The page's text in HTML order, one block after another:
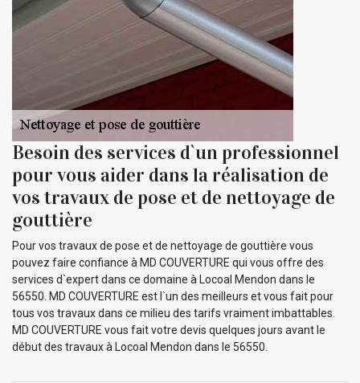
Besoin des services d`un professionnel
pour vous aider dans la réalisation de
vos travaux de pose et de nettoyage de
gouttière
Pour vos travaux de pose et de nettoyage de gouttière vous
pouvez faire confiance à MD COUVERTURE qui vous offre des
services d`expert dans ce domaine à Locoal Mendon dans le
56550. MD COUVERTURE est l`un des meilleurs et vous fait pour
tous vos travaux dans ce milieu des tarifs vraiment imbattables.
MD COUVERTURE vous fait votre devis quelques jours avant le
début des travaux à Locoal Mendon dans le 56550.